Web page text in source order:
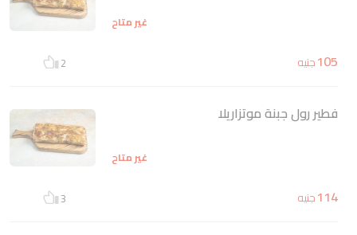
غير متاح
105جنيه 2
فطير رول جبنة موتزاريلا
غير متاح
114جنيه 3